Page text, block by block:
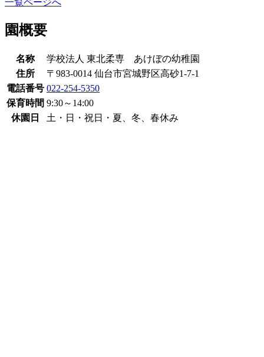
園概要
名称
学校法人 東北柔専 あけぼの幼稚園
住所
〒983-0014 仙台市宮城野区高砂1-7-1
電話番号 022-254-5350
保育時間 9:30～14:00
休園日
土・日・祝日・夏、冬、春休み